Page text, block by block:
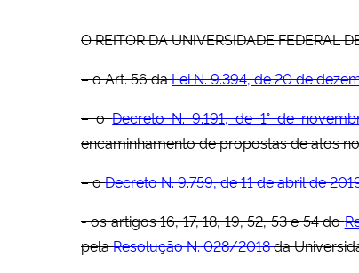
O REITOR DA UNIVERSIDADE
– o Art. 56 daLei N. 9.394, de 20 de
– oDecreto N. 9.191, de 1° de
encaminhamento de propostas de atos
– oDecreto N. 9.759, de 11 de abril de
- os artigos 16, 17, 18, 19, 52, 53 e 54 do
pelaResolução N. 028/2018da